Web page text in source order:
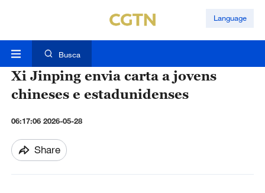
Language
Busca
Xi Jinping envia carta a jovens
chineses e estadunidenses
06:17:06 2026-05-28
Share